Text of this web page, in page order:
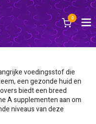
0
voedingsstof die
een gezonde huid en
biedt een breed
A supplementen aan om
niveaus van deze